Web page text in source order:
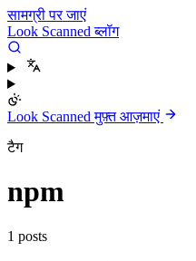
सामग्री पर जाएं
Look Scanned ब्लॉग
Look Scanned मुफ़्त आज़माएं
टैग
npm
1 posts